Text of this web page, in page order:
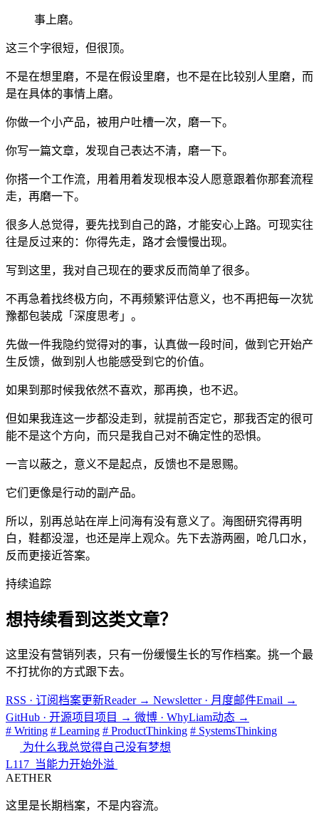
事上磨。
这三个字很短，但很顶。
不是在想里磨，不是在假设里磨，也不是在比较别人里磨，而
是在具体的事情上磨。
你做一个小产品，被用户吐槽一次，磨一下。
你写一篇文章，发现自己表达不清，磨一下。
你搭一个工作流，用着用着发现根本没人愿意跟着你那套流程
走，再磨一下。
很多人总觉得，要先找到自己的路，才能安心上路。可现实往
往是反过来的：你得先走，路才会慢慢出现。
写到这里，我对自己现在的要求反而简单了很多。
不再急着找终极方向，不再频繁评估意义，也不再把每一次犹
豫都包装成「深度思考」。
先做一件我隐约觉得对的事，认真做一段时间，做到它开始产
生反馈，做到别人也能感受到它的价值。
如果到那时候我依然不喜欢，那再换，也不迟。
但如果我连这一步都没走到，就提前否定它，那我否定的很可
能不是这个方向，而只是我自己对不确定性的恐惧。
一言以蔽之，意义不是起点，反馈也不是恩赐。
它们更像是行动的副产品。
所以，别再总站在岸上问海有没有意义了。海图研究得再明
白，鞋都没湿，也还是岸上观众。先下去游两圈，呛几口水，
反而更接近答案。
持续追踪
想持续看到这类文章？
这里没有营销列表，只有一份缓慢生长的写作档案。挑一个最
不打扰你的方式跟下去。
RSS · 订阅档案更新Reader → Newsletter · 月度邮件Email →
GitHub · 开源项目项目 → 微博 · WhyLiam动态 →
# Writing # Learning # ProductThinking # SystemsThinking
为什么我总觉得自己没有梦想
L117_当能力开始外溢
AETHER
这里是长期档案，不是内容流。